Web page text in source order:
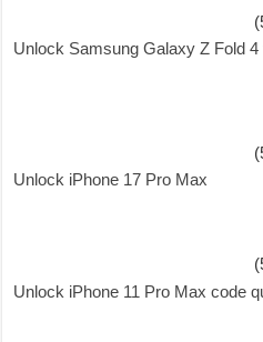
Unlock Samsung Galaxy Z Fold 4
Unlock iPhone 17 Pro Max
Unlock iPhone 11 Pro Max code